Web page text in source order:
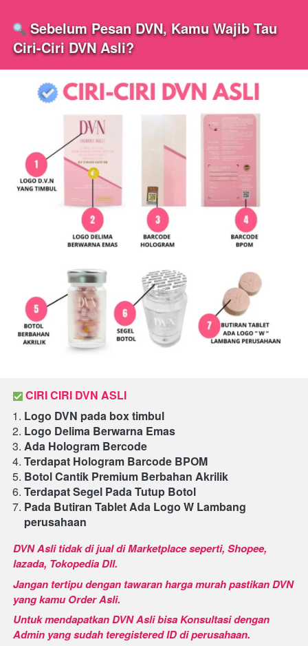
Sebelum Pesan DVN, Kamu Wajib Tau
Ciri-Ciri DVN Asli?
CIRI CIRI DVN ASLI
Logo DVN pada box timbul
Logo Delima Berwarna Emas
Ada Hologram Bercode
Terdapat Hologram Barcode BPOM
Botol Cantik Premium Berbahan Akrilik
Terdapat Segel Pada Tutup Botol
Pada Butiran Tablet Ada Logo W Lambang
perusahaan
DVN Asli tidak di jual di Marketplace seperti, Shopee,
lazada, Tokopedia Dll.
Jangan tertipu dengan tawaran harga murah pastikan DVN
yang kamu Order Asli.
Untuk mendapatkan DVN Asli bisa Konsultasi dengan
Admin yang sudah teregistered ID di perusahaan.